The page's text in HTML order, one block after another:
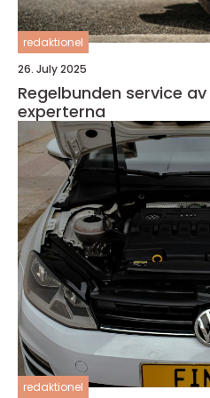
redaktionel
26. July 2025
Regelbunden service
experterna
redaktionel